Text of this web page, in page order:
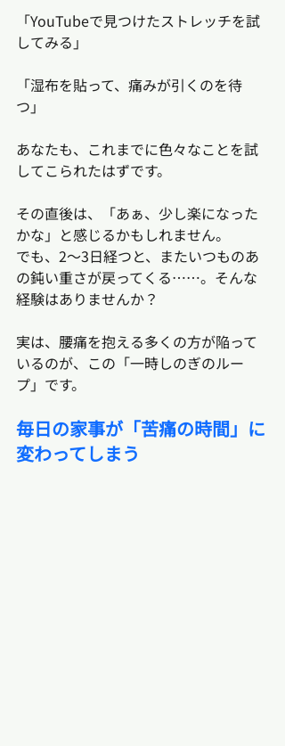
「YouTubeで見つけたストレッチを試
してみる」
「湿布を貼って、痛みが引くのを待
つ」
あなたも、これまでに色々なことを試
してこられたはずです。
その直後は、「あぁ、少し楽になった
かな」と感じるかもしれません。
でも、2〜3日経つと、またいつものあ
の鈍い重さが戻ってくる……。そんな
経験はありませんか？
実は、腰痛を抱える多くの方が陥って
いるのが、この「一時しのぎのルー
プ」です。
毎日の家事が「苦痛の時間」に
変わってしまう